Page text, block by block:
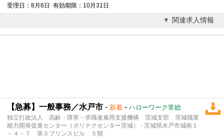
受理日：8月6日 有効期限：10月31日
関連求人情報
【急募】一般事務／水戸市 - 新着 - ハローワーク常総
独立行政法人 高齢・障害・求職者雇用支援機構 茨城支部 茨城職業
能力開発促進センター（ポリテクセンター茨城） - 茨城県水戸市城南１
－４－７ 第５プリンスビル ５階